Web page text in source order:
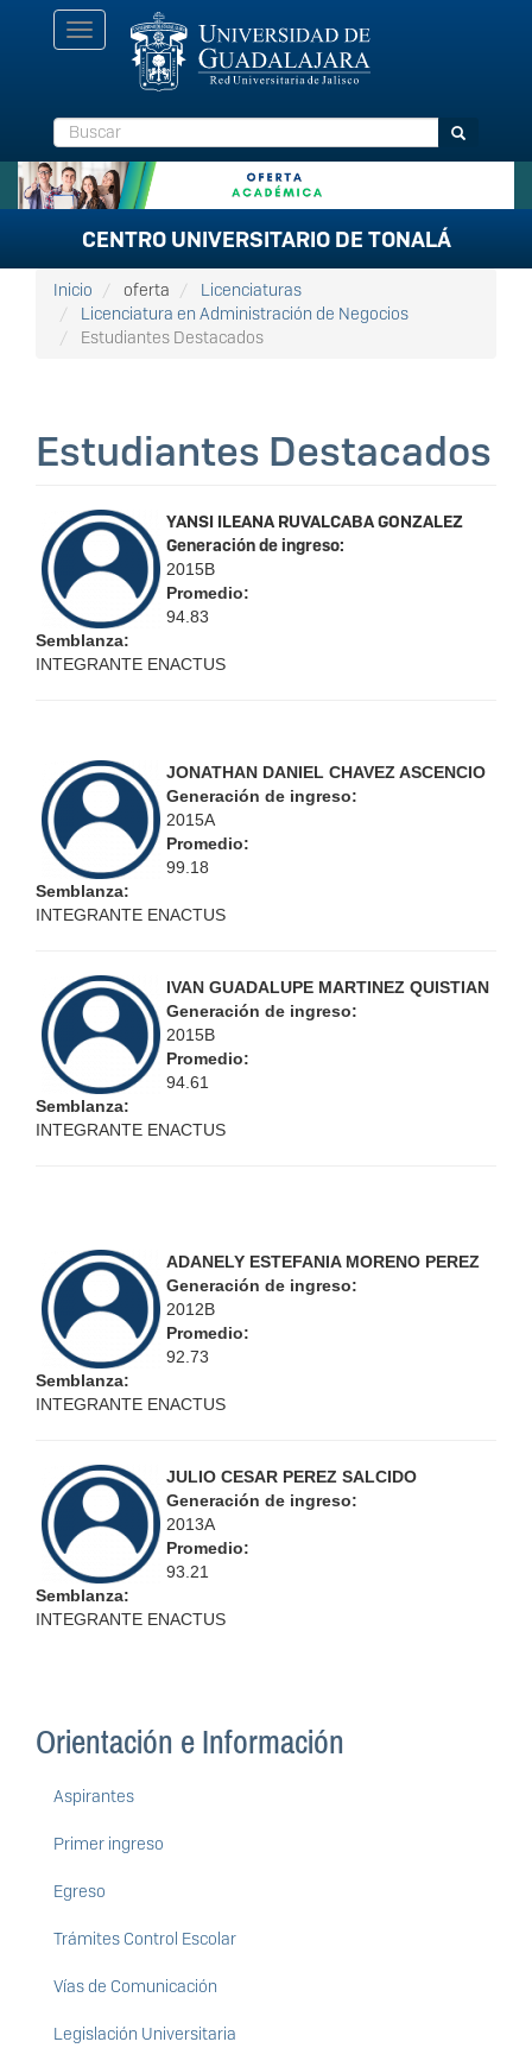
Toggle
navigation
Buscar Buscar
CENTRO UNIVERSITARIO DE TONALÁ
Inicio oferta
Licenciaturas
Licenciatura en Administración de Negocios
Estudiantes Destacados
Estudiantes Destacados
YANSI ILEANA RUVALCABA GONZALEZ
Generación de ingreso:
2015B
Promedio:
94.83
Semblanza:
INTEGRANTE ENACTUS
JONATHAN DANIEL CHAVEZ ASCENCIO
Generación de ingreso:
2015A
Promedio:
99.18
Semblanza:
INTEGRANTE ENACTUS
IVAN GUADALUPE MARTINEZ QUISTIAN
Generación de ingreso:
2015B
Promedio:
94.61
Semblanza:
INTEGRANTE ENACTUS
ADANELY ESTEFANIA MORENO PEREZ
Generación de ingreso:
2012B
Promedio:
92.73
Semblanza:
INTEGRANTE ENACTUS
JULIO CESAR PEREZ SALCIDO
Generación de ingreso:
2013A
Promedio:
93.21
Semblanza:
INTEGRANTE ENACTUS
Orientación e Información
Aspirantes
Primer ingreso
Egreso
Trámites Control Escolar
Vías de Comunicación
Legislación Universitaria